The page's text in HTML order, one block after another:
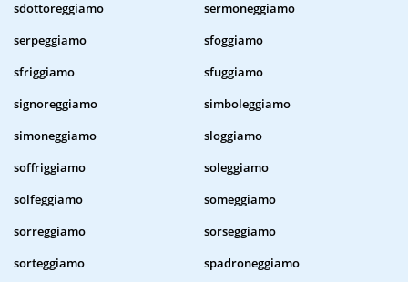
sdottoreggiamo
sermoneggiamo
serpeggiamo
sfoggiamo
sfriggiamo
sfuggiamo
signoreggiamo
simboleggiamo
simoneggiamo
sloggiamo
soffriggiamo
soleggiamo
solfeggiamo
someggiamo
sorreggiamo
sorseggiamo
sorteggiamo
spadroneggiamo